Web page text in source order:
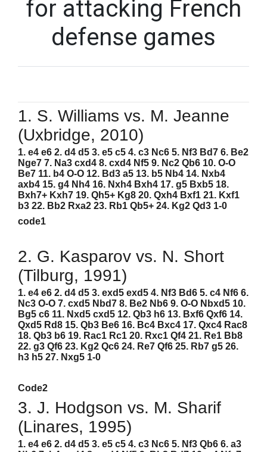
for attacking French
defense games
1. S. Williams vs. M. Jeanne
(Uxbridge, 2010)
1. e4 e6 2. d4 d5 3. e5 c5 4. c3 Nc6 5. Nf3 Bd7 6. Be2
Nge7 7. Na3 cxd4 8. cxd4 Nf5 9. Nc2 Qb6 10. O-O
Be7 11. b4 O-O 12. Bd3 a5 13. b5 Nb4 14. Nxb4
axb4 15. g4 Nh4 16. Nxh4 Bxh4 17. g5 Bxb5 18.
Bxh7+ Kxh7 19. Qh5+ Kg8 20. Qxh4 Bxf1 21. Kxf1
b3 22. Bb2 Rxa2 23. Rb1 Qb5+ 24. Kg2 Qd3 1-0
code1
2. G. Kasparov vs. N. Short
(Tilburg, 1991)
1. e4 e6 2. d4 d5 3. exd5 exd5 4. Nf3 Bd6 5. c4 Nf6 6.
Nc3 O-O 7. cxd5 Nbd7 8. Be2 Nb6 9. O-O Nbxd5 10.
Bg5 c6 11. Nxd5 cxd5 12. Qb3 h6 13. Bxf6 Qxf6 14.
Qxd5 Rd8 15. Qb3 Be6 16. Bc4 Bxc4 17. Qxc4 Rac8
18. Qb3 b6 19. Rac1 Rc1 20. Rxc1 Qf4 21. Re1 Bb8
22. g3 Qf6 23. Kg2 Qc6 24. Re7 Qf6 25. Rb7 g5 26.
h3 h5 27. Nxg5 1-0
Code2
3. J. Hodgson vs. M. Sharif
(Linares, 1995)
1. e4 e6 2. d4 d5 3. e5 c5 4. c3 Nc6 5. Nf3 Qb6 6. a3